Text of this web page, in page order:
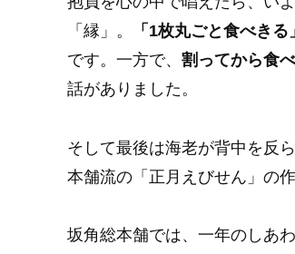
「縁」。
「1枚丸ごと食べき
です。一方で、 割ってから食
話がありました。
そして最後は海老が背中を反
本舗流の「正月えびせん」の
坂角総本舗では、一年のしあ